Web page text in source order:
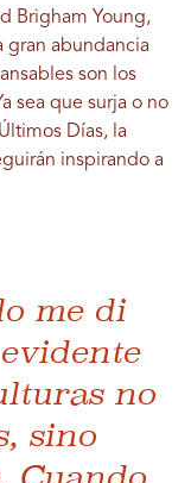
Brigham Young,
gran abundancia
son los
sea que surja o no
Días, la
inspirando a
me di
no
sino